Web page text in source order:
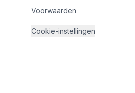
Voorwaarden
Cookie-instellingen